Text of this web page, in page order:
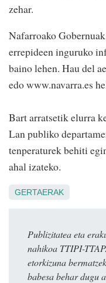
zehar.
Nafarroako
errepideen inguruko
baino lehen. Hau del
edo www.navarra.es
Bart arratsetik elurra
Lan publiko
tenperaturek behiti
ahal izateko.
GERTAERAK
Publizitatea eta
nahikoa TTIPI-
etorkizuna
babesa behar dugu